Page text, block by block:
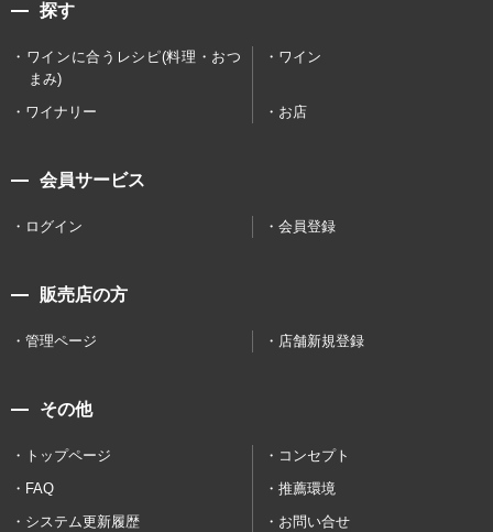
探す
ワインに合うレシピ(料理・おつ
まみ)
ワイン
ワイナリー お店
会員サービス
ログイン 会員登録
販売店の方
管理ページ 店舗新規登録
その他
トップページ
コンセプト
FAQ
推薦環境
システム更新履歴
お問い合せ